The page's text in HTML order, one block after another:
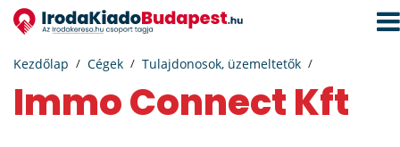
Kezdőlap Cégek Tulajdonosok, üzemeltetők
Immo Connect Kft